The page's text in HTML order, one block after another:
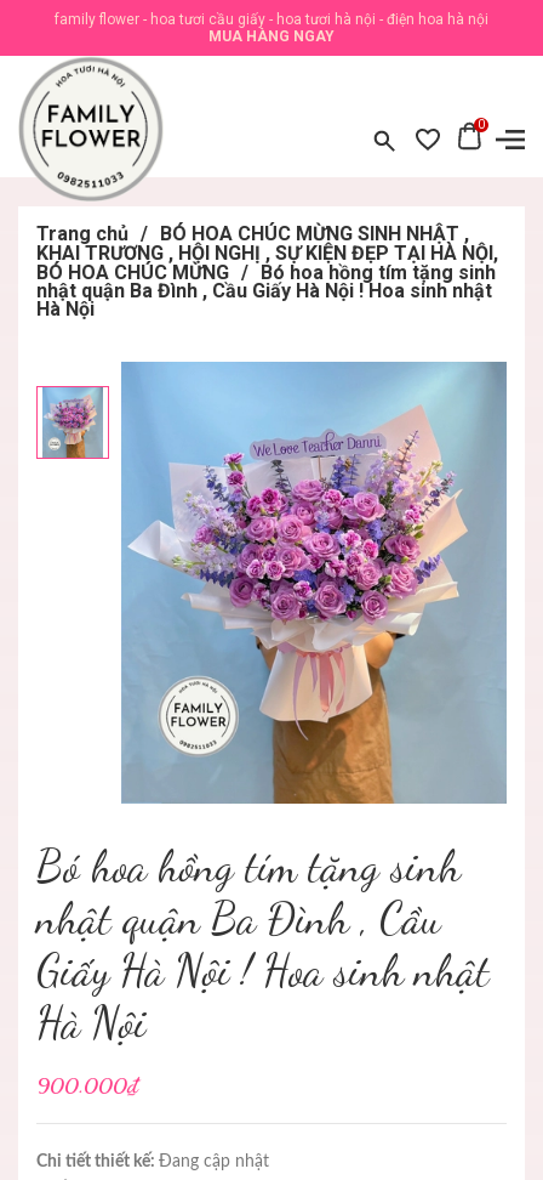
family flower - hoa tươi cầu giấy - hoa tươi hà nội - điện hoa hà nội
MUA HÀNG NGAY
0
Trang chủ / BÓ HOA CHÚC MỪNG SINH NHẬT ,
KHAI TRƯƠNG , HỘI NGHỊ , SỰ KIỆN ĐẸP TẠI HÀ NỘI,
BÓ HOA CHÚC MỪNG / Bó hoa hồng tím tặng sinh
nhật quận Ba Đình , Cầu Giấy Hà Nội ! Hoa sinh nhật
Hà Nội
Bó hoa hồng tím tặng sinh
nhật quận Ba Đình , Cầu
Giấy Hà Nội ! Hoa sinh nhật
Hà Nội
900.000₫
Chi tiết thiết kế: Đang cập nhật